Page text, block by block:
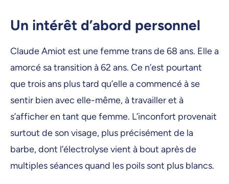
Un intérêt d’abord personnel
Claude Amiot est une femme trans de 68 ans. Elle a
amorcé sa transition à 62 ans. Ce n’est pourtant
que trois ans plus tard qu’elle a commencé à se
sentir bien avec elle-même, à travailler et à
s’afficher en tant que femme. L’inconfort provenait
surtout de son visage, plus précisément de la
barbe, dont l’électrolyse vient à bout après de
multiples séances quand les poils sont plus blancs.